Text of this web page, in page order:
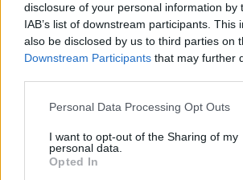
disclosure of your personal information by
IAB’s list of downstream participants. This
also be disclosed by us to third parties on
Downstream Participants that may further
Please note that this website/app uses
not limited to your visit or usage behaviour.
grant or deny consent to Google and its
use your data for below specified
Personal Data Processing Opt Outs
I want to opt-out of the Sharing of my
personal data.
Opted In
Cukorbetegség